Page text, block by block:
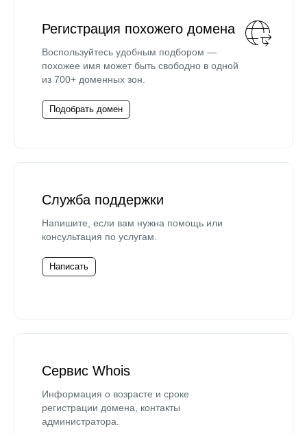
Регистрация похожего домена
Воспользуйтесь удобным подбором —
похожее имя может быть свободно в одной
из 700+ доменных зон.
Подобрать домен
Служба поддержки
Напишите, если вам нужна помощь или
консультация по услугам.
Написать
Сервис Whois
Информация о возрасте и сроке
регистрации домена, контакты
администратора.